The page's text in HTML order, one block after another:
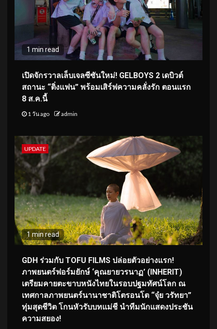
1 min read
เปิดจักรวาลเล็บเจลซีซันใหม่! GELBOYS 2 เดบิวต์
สถานะ “ติ่งแฟน” พร้อมเสิร์ฟความคลั่งรัก ตอนแรก
8 ส.ค.นี้
1 วัน ago admin
UPDATE
1 min read
GDH ร่วมกับ TOFU FILMS ปล่อยตัวอย่างแรก!
ภาพยนตร์ฟอร์มยักษ์ ‘คุณยายวรนาฏ’ (INHERIT)
เตรียมคายตะขาบหนังไทยในรอบปฐมทัศน์โลก ณ
เทศกาลภาพยนตร์นานาชาติโตรอนโต “จุ๋ย วรัทยา”
ทุ่มสุดชีวิต โกนหัวรับบทแม่ชี นำทีมนักแสดงประชัน
ความสยอง!